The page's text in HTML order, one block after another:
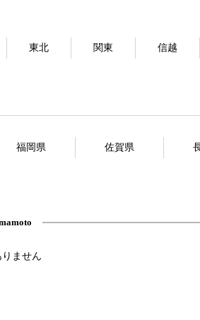
東北 関東 信越
福岡県 佐賀県